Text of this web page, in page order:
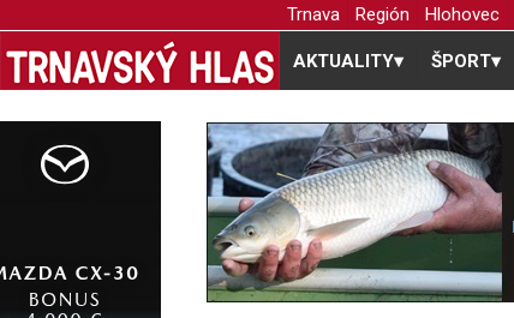
Trnava Región Hlohovec
AKTUALITY▾ ŠPORT▾